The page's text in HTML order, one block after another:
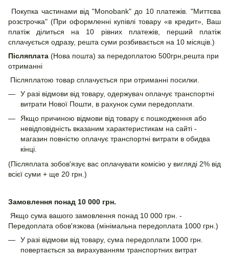
Покупка частинами від "Monobank" до 10 платежів. "Миттєва
розстрочка" (При оформленні купівлі товару «в кредит», Ваш
платіж ділиться на 10 рівних платежів, перший платіж
сплачується одразу, решта суми розбивається на 10 місяців.)
Післяплата (Нова пошта) за передоплатою 500грн,решта при
отриманні
Післяплатою товар сплачується при отриманні посилки.
У разі відмови від товару, одержувач оплачує транспортні
витрати Нової Пошти, в рахунок суми передоплати.
Якщо причиною відмови від товару є пошкодження або
невідповідність вказаним характеристикам на сайті -
магазин повністю оплачує транспортні витрати в обидва
кінці.
(Післяплата зобов'язує вас оплачувати комісію у вигляді 2% від
всієї суми + ще 20 грн.)
Замовлення понад 10 000 грн.
Якщо сума вашого замовлення понад 10 000 грн. -
Передоплата обов'язкова (мінімальна передоплата 1000 грн.)
У разі відмови від товару, сума передоплати 1000 грн.
повертається за вирахуванням транспортних витрат